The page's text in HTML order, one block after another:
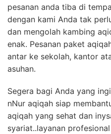
pesanan anda tiba di
dengan kami Anda tak
dan mengolah kambing
enak. Pesanan paket
antar ke sekolah, kantor
asuhan.
Segera bagi Anda yang
nNur aqiqah siap
aqiqah yang sehat dan
syariat..layanan